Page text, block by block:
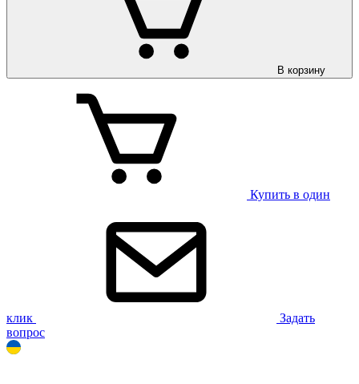
В корзину
Купить в один
клик
Задать
вопрос